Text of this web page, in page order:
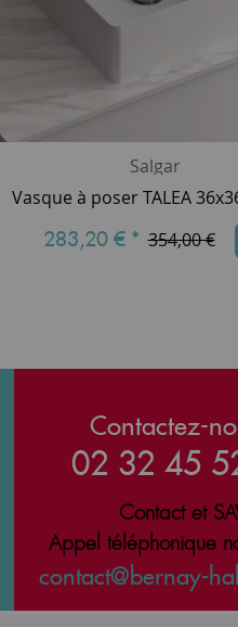
Salgar
283,20 € * 354,00 €
Contactez-
02 32 45
Contact et
Appel téléphonique
contact@bernay-